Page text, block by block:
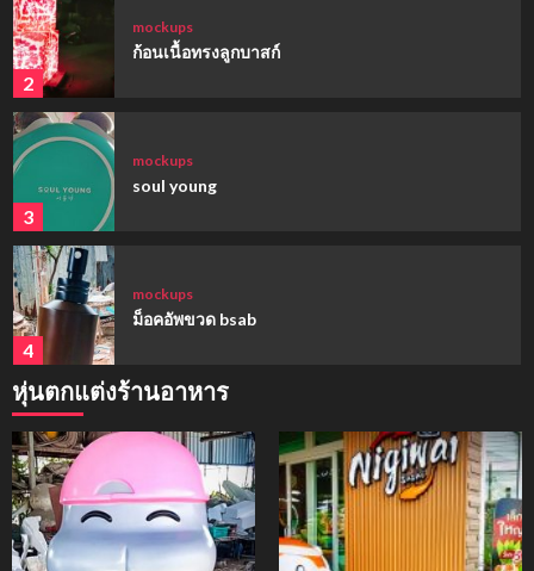
2
mockups
ก้อนเนื้อทรงลูกบาสก์
3
mockups
soul young
4
mockups
ม็อคอัพขวด bsab
5
ม็อคอัพน้ำมันวังว่าน
mockups
หุ่นตกแต่งร้านอาหาร